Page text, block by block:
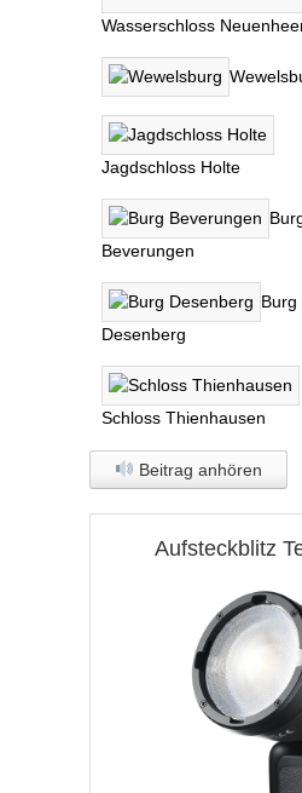
Wasserschloss
Jagdschloss Holte
Beverungen
Burg
Desenberg
Schloss Thienhausen
Beitrag anhören
Aufsteckblitz